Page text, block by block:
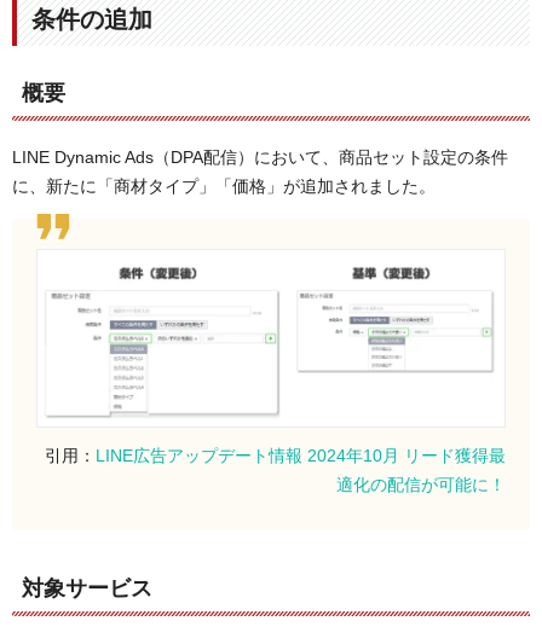
条件の追加
概要
LINE Dynamic Ads（DPA配信）において、商品セット設定の条件
に、新たに「商材タイプ」「価格」が追加されました。
引用： LINE広告アップデート情報 2024年10月 リード獲得最
適化の配信が可能に！
対象サービス